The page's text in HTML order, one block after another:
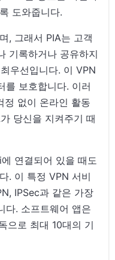
도와줍니다.
, 그래서 PIA는 고객
기록하거나 공유하지
우선입니다. 이 VPN
를 보호합니다. 이러
정 없이 온라인 활동
당신을 지켜주기 때
연결되어 있을 때도
. 이 특정 VPN 서비
IPSec과 같은 가장
다. 소프트웨어 앱은
으로 최대 10대의 기